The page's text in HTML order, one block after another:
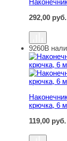
292,00 руб.
9260В
крючка, 6
119,00 руб.